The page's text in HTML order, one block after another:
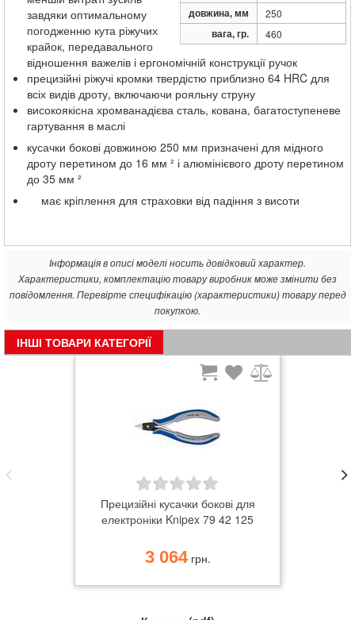
довжина, мм 250
вага, гр. 460
завдяки оптимальному
погодженню кута ріжучих
крайок, передавального
відношення важелів і ергономічній конструкції ручок
прецизійні ріжучі кромки твердістю приблизно 64 HRC для
всіх видів дроту, включаючи рояльну струну
високоякісна хромванадієва сталь, кована, багатоступеневе
гартування в маслі
кусачки бокові довжиною 250 мм призначені для мідного
дроту перетином до 16 мм ² і алюмінієвого дроту перетином
до 35 мм ²
має кріплення для страховки від падіння з висоти
Інформація в описі моделі носить довідковий характер.
Характеристики, комплектацію товару виробник може змінити без
повідомлення. Перевірте специфікацію (характеристики) товару перед
покупкою.
ІНШІ ТОВАРИ КАТЕГОРІЇ
Прецизійні кусачки бокові для
електроніки Knipex 79 42 125
3 064грн.